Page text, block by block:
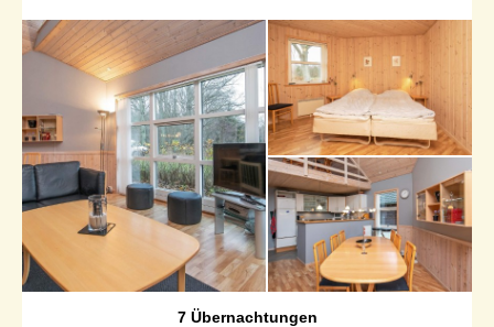
7 Übernachtungen